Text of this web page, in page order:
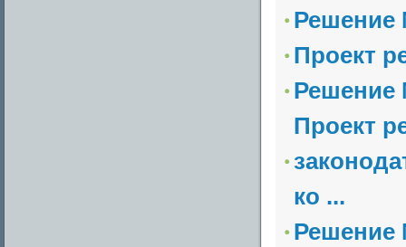
Решение
Проект
Решение
Проект
ко ...
Решение